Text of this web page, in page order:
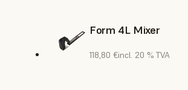
Form 4L Mixer
118,80 €incl. 20 % TVA